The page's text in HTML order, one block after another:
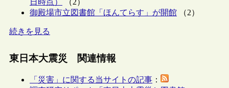
御殿場市立図書館「ほんてらす」が開館 （2）
続きを見る
東日本大震災 関連情報
「災害」に関する当サイトの記事 ：